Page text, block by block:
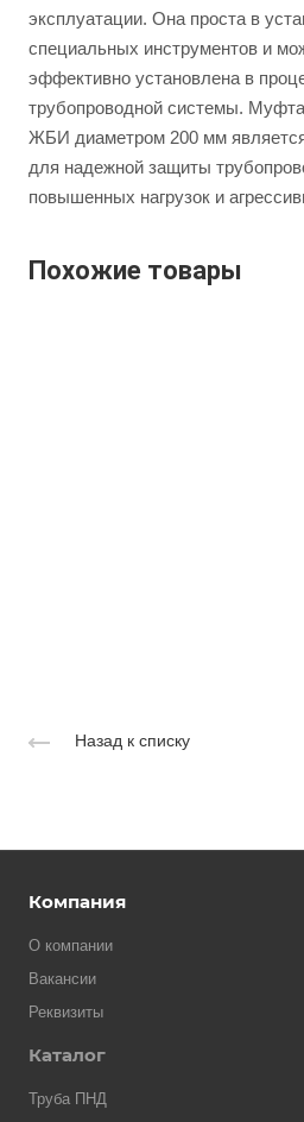
эксплуатации. Она проста в
специальных инструментов и
эффективно установлена в
трубопроводной системы.
ЖБИ диаметром 200 мм
для надежной защиты
повышенных нагрузок и
Похожие товары
Назад к списку
Компания
О компании
Вакансии
Реквизиты
Каталог
Труба ПНД